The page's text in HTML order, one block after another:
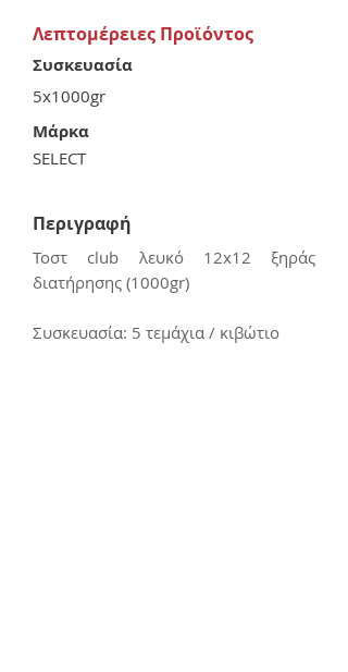
Λεπτομέρειες Προϊόντος
Συσκευασία
5x1000gr
Μάρκα
SELECT
Περιγραφή
Τοστ club λευκό 12x12 ξηράς
διατήρησης (1000gr)
Συσκευασία: 5 τεμάχια / κιβώτιο